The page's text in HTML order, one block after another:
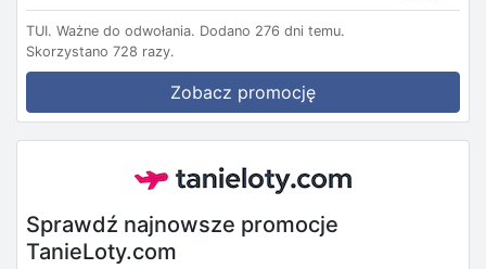
TUI. Ważne do odwołania. Dodano 276 dni temu.
Skorzystano 728 razy.
Zobacz promocję
Sprawdź najnowsze promocje
TanieLoty.com